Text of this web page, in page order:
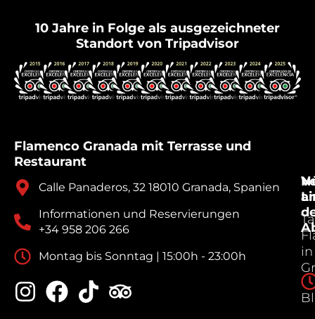
10 Jahre in Folge als ausgezeichneter
Standort von Tripadvisor
Flamenco Granada mit Terrasse und
Restaurant
Calle Panaderos, 32 18010 Granada, Spanien
Informationen und Reservierungen
+34 958 206 266
Montag bis Sonntag | 15:00h - 23:00h
in